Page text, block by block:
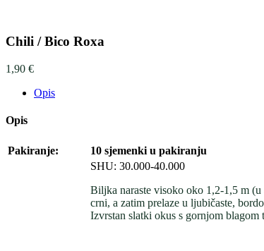
Chili / Bico Roxa
1,90 €
Opis
Opis
Pakiranje: 10 sjemenki u pakiranju
SHU: 30.000-40.000
Biljka naraste visoko oko 1,2-1,5 m
crni, a zatim prelaze u ljubičaste,
Izvrstan slatki okus s gornjom blagom